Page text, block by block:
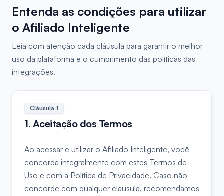
Entenda as condições para utilizar
o Afiliado Inteligente
Leia com atenção cada cláusula para garantir o melhor
uso da plataforma e o cumprimento das políticas das
integrações.
Cláusula 1
1. Aceitação dos Termos
Ao acessar e utilizar o Afiliado Inteligente, você
concorda integralmente com estes Termos de
Uso e com a Política de Privacidade. Caso não
concorde com qualquer cláusula, recomendamos